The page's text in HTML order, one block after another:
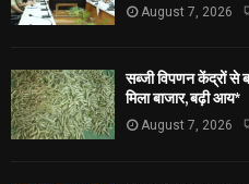
August 7, 2026
सब्जी विपणन केंद्रों से
मिला बाजार, बढ़ी आय*
August 7, 2026